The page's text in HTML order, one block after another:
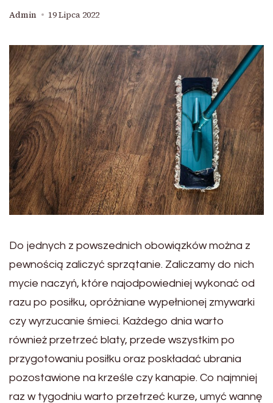
Admin 19 Lipca 2022
Do jednych z powszednich obowiązków można z
pewnością zaliczyć sprzątanie. Zaliczamy do nich
mycie naczyń, które najodpowiedniej wykonać od
razu po posiłku, opróżniane wypełnionej zmywarki
czy wyrzucanie śmieci. Każdego dnia warto
również przetrzeć blaty, przede wszystkim po
przygotowaniu posiłku oraz poskładać ubrania
pozostawione na krześle czy kanapie. Co najmniej
raz w tygodniu warto przetrzeć kurze, umyć wannę